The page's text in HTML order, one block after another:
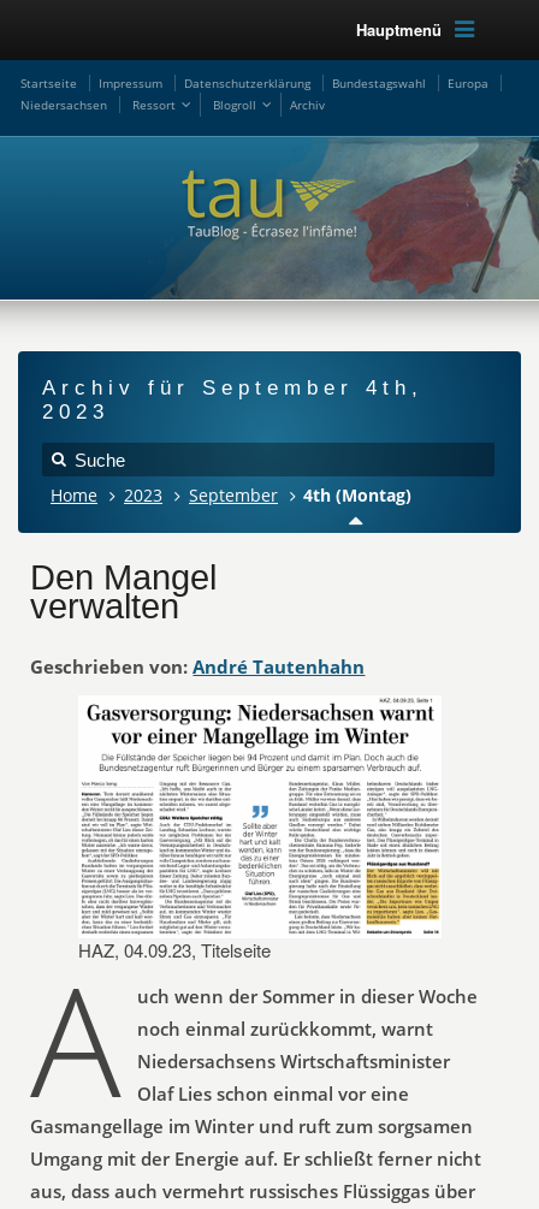
Hauptmenü
Startseite Impressum Datenschutzerklärung Bundestagswahl
Europa
Niedersachsen
Ressort Blogroll Archiv
Archiv für September 4th,
2023
Home 2023 September 4th (Montag)
Den Mangel
verwalten
Geschrieben von: André Tautenhahn
HAZ, 04.09.23, Titelseite
A
uch wenn der Sommer in dieser Woche
noch einmal zurückkommt, warnt
Niedersachsens Wirtschaftsminister
Olaf Lies schon einmal vor eine
Gasmangellage im Winter und ruft zum sorgsamen
Umgang mit der Energie auf. Er schließt ferner nicht
aus, dass auch vermehrt russisches Flüssiggas über